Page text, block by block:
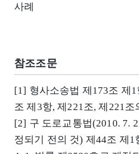
사례
참조조문
[1] 형사소송법 제173조 제
조 제3항, 제221조, 제221
[2] 구 도로교통법(2010. 7.
정되기 전의 것) 제44조 제1